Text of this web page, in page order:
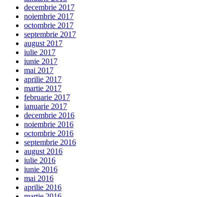
decembrie 2017
noiembrie 2017
octombrie 2017
septembrie 2017
august 2017
iulie 2017
iunie 2017
mai 2017
aprilie 2017
martie 2017
februarie 2017
ianuarie 2017
decembrie 2016
noiembrie 2016
octombrie 2016
septembrie 2016
august 2016
iulie 2016
iunie 2016
mai 2016
aprilie 2016